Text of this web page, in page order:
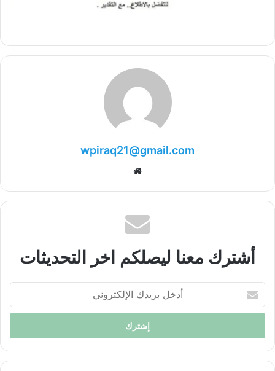
wpiraq21@gmail.com
أشترك معنا ليصلكم اخر التحديثات
بريدك
الإلكتروني